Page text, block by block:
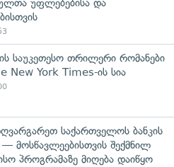
უფლებებისა და
საუკეთესო თრილერი რომანები
New York Times-ის სია
საქართველოს ბანკის
— მოსწავლეებისთვის შექმნილ
პროგრამაზე მიღება დაიწყო